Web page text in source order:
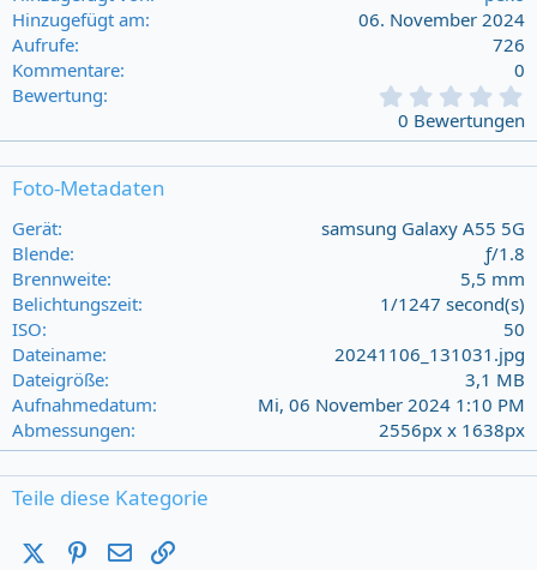
Hinzugefügt am
06. November 2024
Aufrufe
726
Kommentare
0
Bewertung
0
0
0 Bewertungen
Foto-Metadaten
Gerät
samsung Galaxy A55 5G
Blende
ƒ/1.8
Brennweite
5,5 mm
Belichtungszeit
1/1247 second(s)
ISO
50
Dateiname
20241106_131031.jpg
Dateigröße
3,1 MB
Aufnahmedatum
Mi, 06 November 2024 1:10 PM
Abmessungen
2556px x 1638px
Teile diese Kategorie
X (Twitter)Pinterest
E-Mail